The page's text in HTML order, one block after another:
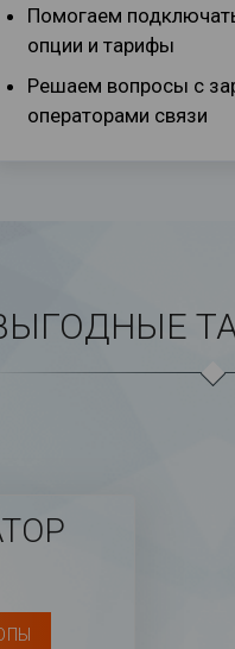
Помогаем
опции и тарифы
Решаем вопросы с
операторами связи